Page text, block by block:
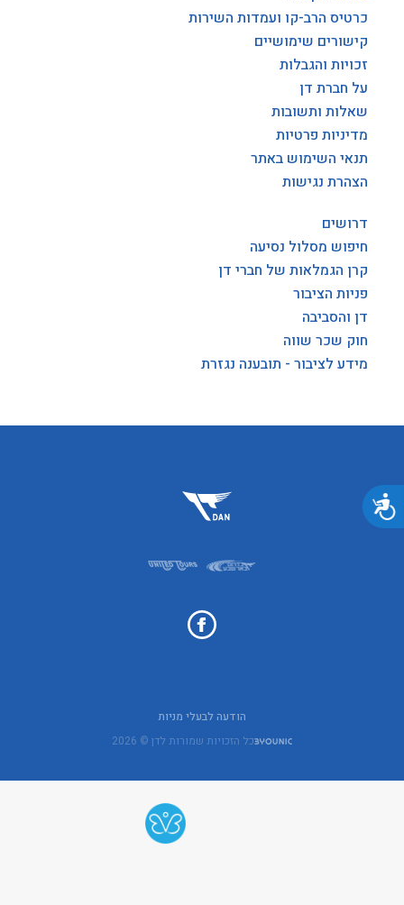
נגישות
כרטיס הרב-קו ועמדות השירות
קישורים שימושיים
זכויות והגבלות
על חברת דן
שאלות ותשובות
מדיניות פרטיות
תנאי השימוש באתר
הצהרת נגישות
דרושים
חיפוש מסלול נסיעה
קרן הגמלאות של חברי דן
פניות הציבור
דן והסביבה
חוק שכר שווה
מידע לציבור - תובענה נגזרת
הודעה לבעלי מניות
כל הזכויות שמורות לדן © 2026